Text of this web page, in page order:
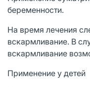
беременности.
На время лечения
вскармливание. В
вскармливание
Применение у детей